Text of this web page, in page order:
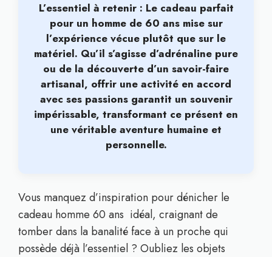
L’essentiel à retenir : Le cadeau parfait
pour un homme de 60 ans mise sur
l’expérience vécue plutôt que sur le
matériel. Qu’il s’agisse d’adrénaline pure
ou de la découverte d’un savoir-faire
artisanal, offrir une activité en accord
avec ses passions garantit un souvenir
impérissable, transformant ce présent en
une véritable aventure humaine et
personnelle.
Vous manquez d’inspiration pour dénicher le
cadeau homme 60 ans idéal, craignant de
tomber dans la banalité face à un proche qui
possède déjà l’essentiel ? Oubliez les objets